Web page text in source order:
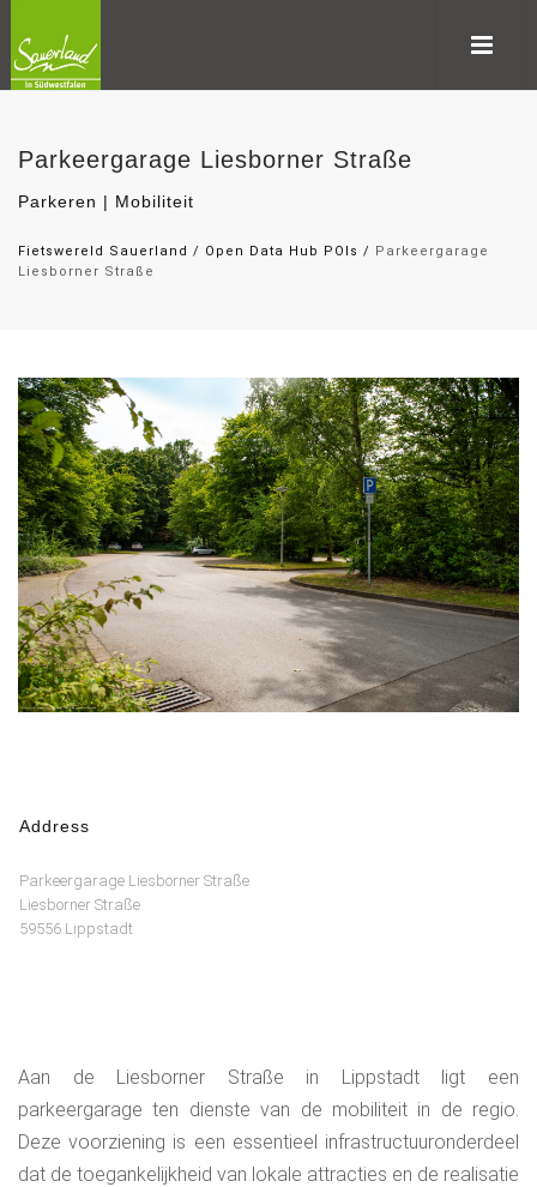
Parkeergarage Liesborner Straße
Parkeren | Mobiliteit
Fietswereld Sauerland / Open Data Hub POIs / Parkeergarage
Liesborner Straße
Address
Parkeergarage Liesborner Straße
Liesborner Straße
59556 Lippstadt
Aan de Liesborner Straße in Lippstadt ligt een
parkeergarage ten dienste van de mobiliteit in de regio.
Deze voorziening is een essentieel infrastructuuronderdeel
dat de toegankelijkheid van lokale attracties en de realisatie